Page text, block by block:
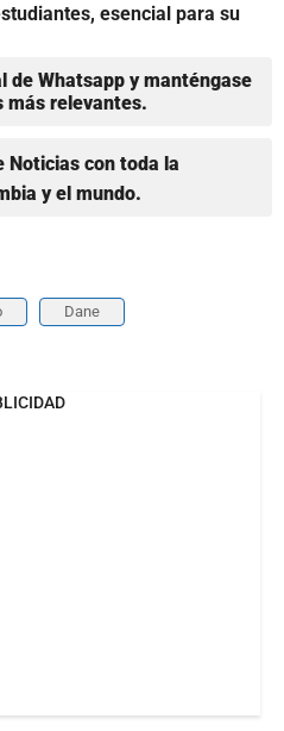
esencial para su
de Whatsapp y manténgase
más relevantes.
Noticias con toda la
y el mundo.
Dane